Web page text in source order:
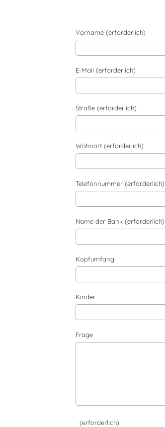
Vorname (erforderlich)
E-Mail (erforderlich)
Straße (erforderlich)
Wohnort (erforderlich)
Telefonnummer (erforderlich)
Name der Bank (erforderlich)
Kopfumfang
Kinder
Frage
(erforderlich)